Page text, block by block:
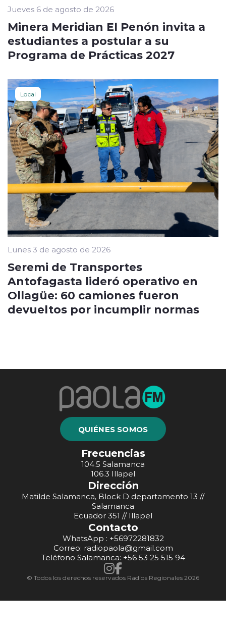
Jueves 6 de agosto de 2026
Minera Meridian El Penón invita a
estudiantes a postular a su
Programa de Prácticas 2027
Local
Lunes 3 de agosto de 2026
Seremi de Transportes
Antofagasta lideró operativo en
Ollagüe: 60 camiones fueron
devueltos por incumplir normas
QUIÉNES SOMOS
Frecuencias
104.5 Salamanca
106.3 Illapel
Dirección
Matilde Salamanca, Block D departamento 13 //
Salamanca
Ecuador 351 // Illapel
Contacto
WhatsApp : +56972281832
Correo: radiopaola@gmail.com
Teléfono Salamanca: +56 53 25 515 94
© Todos los derechos reservados Radios Regionales 2026